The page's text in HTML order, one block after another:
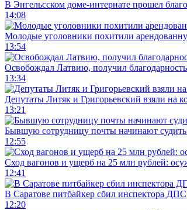
В Энгельсском доме-интернате прошел
14:08
Молодые уголовники похитили
13:54
Освобождал Латвию, получил
13:34
Депутаты Литяк и Григорьевский взяли на
13:21
Бывшую сотрудницу почты начинают
12:55
Сход вагонов и ущерб на 25 млн рублей:
12:41
В Саратове питбайкер сбил инспектора ДПС
12:20